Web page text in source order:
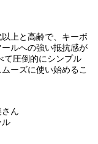
上と高齢で、キーボ
ルへの強い抵抗感が
て圧倒的にシンプル
ーズに使い始めるこ
ん
ル